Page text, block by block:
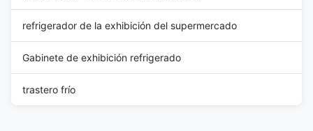
refrigerador de la exhibición del supermercado
Gabinete de exhibición refrigerado
trastero frío